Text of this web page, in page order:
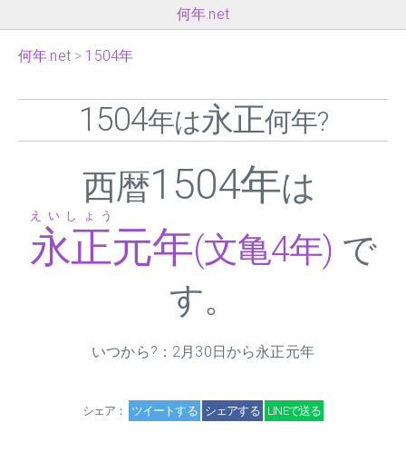
何年.net
何年.net 1504年
1504年は永正何年?
西暦1504年は
永正元年
えいしょう
(文亀4年) で
す。
いつから?：2月30日から永正元年
シェア： ツイートする シェアする LINEで送る